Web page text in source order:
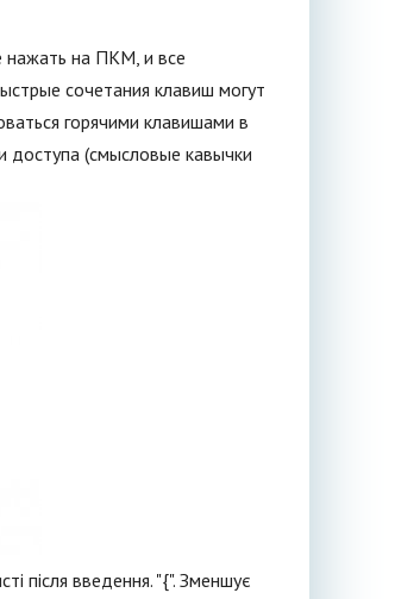
нажать на ПКМ, и все
сочетания клавиш могут
горячими клавишами в
доступа (смысловые кавычки
після введення. "{". Зменшує